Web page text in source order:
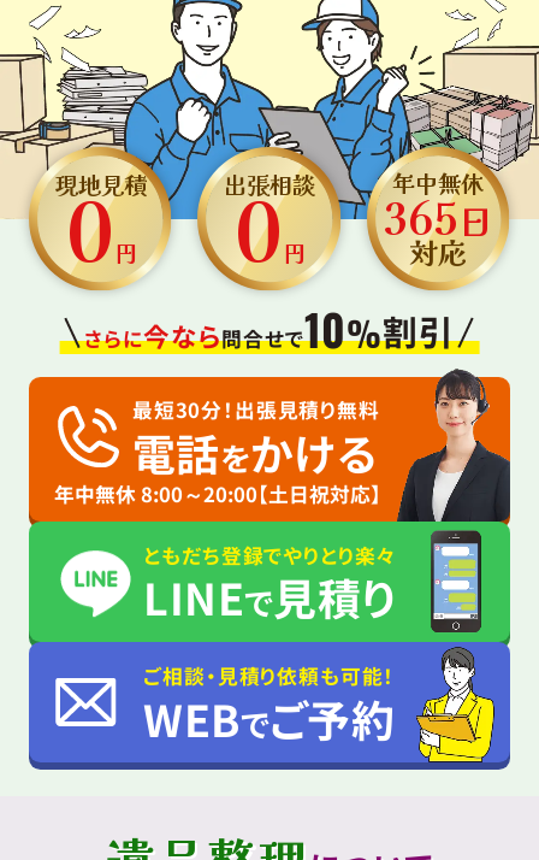
現地見積
0円
出張相談
0円
年中無休
365日
対応
さらに今なら問合せで10%割引
最短30分！出張見積り無料
電話をかける
年中無休 8:00～20:00【土日祝対応】
ともだち登録でやりとり楽々
LINEで見積り
ご相談・見積り依頼も可能！
WEBでご予約